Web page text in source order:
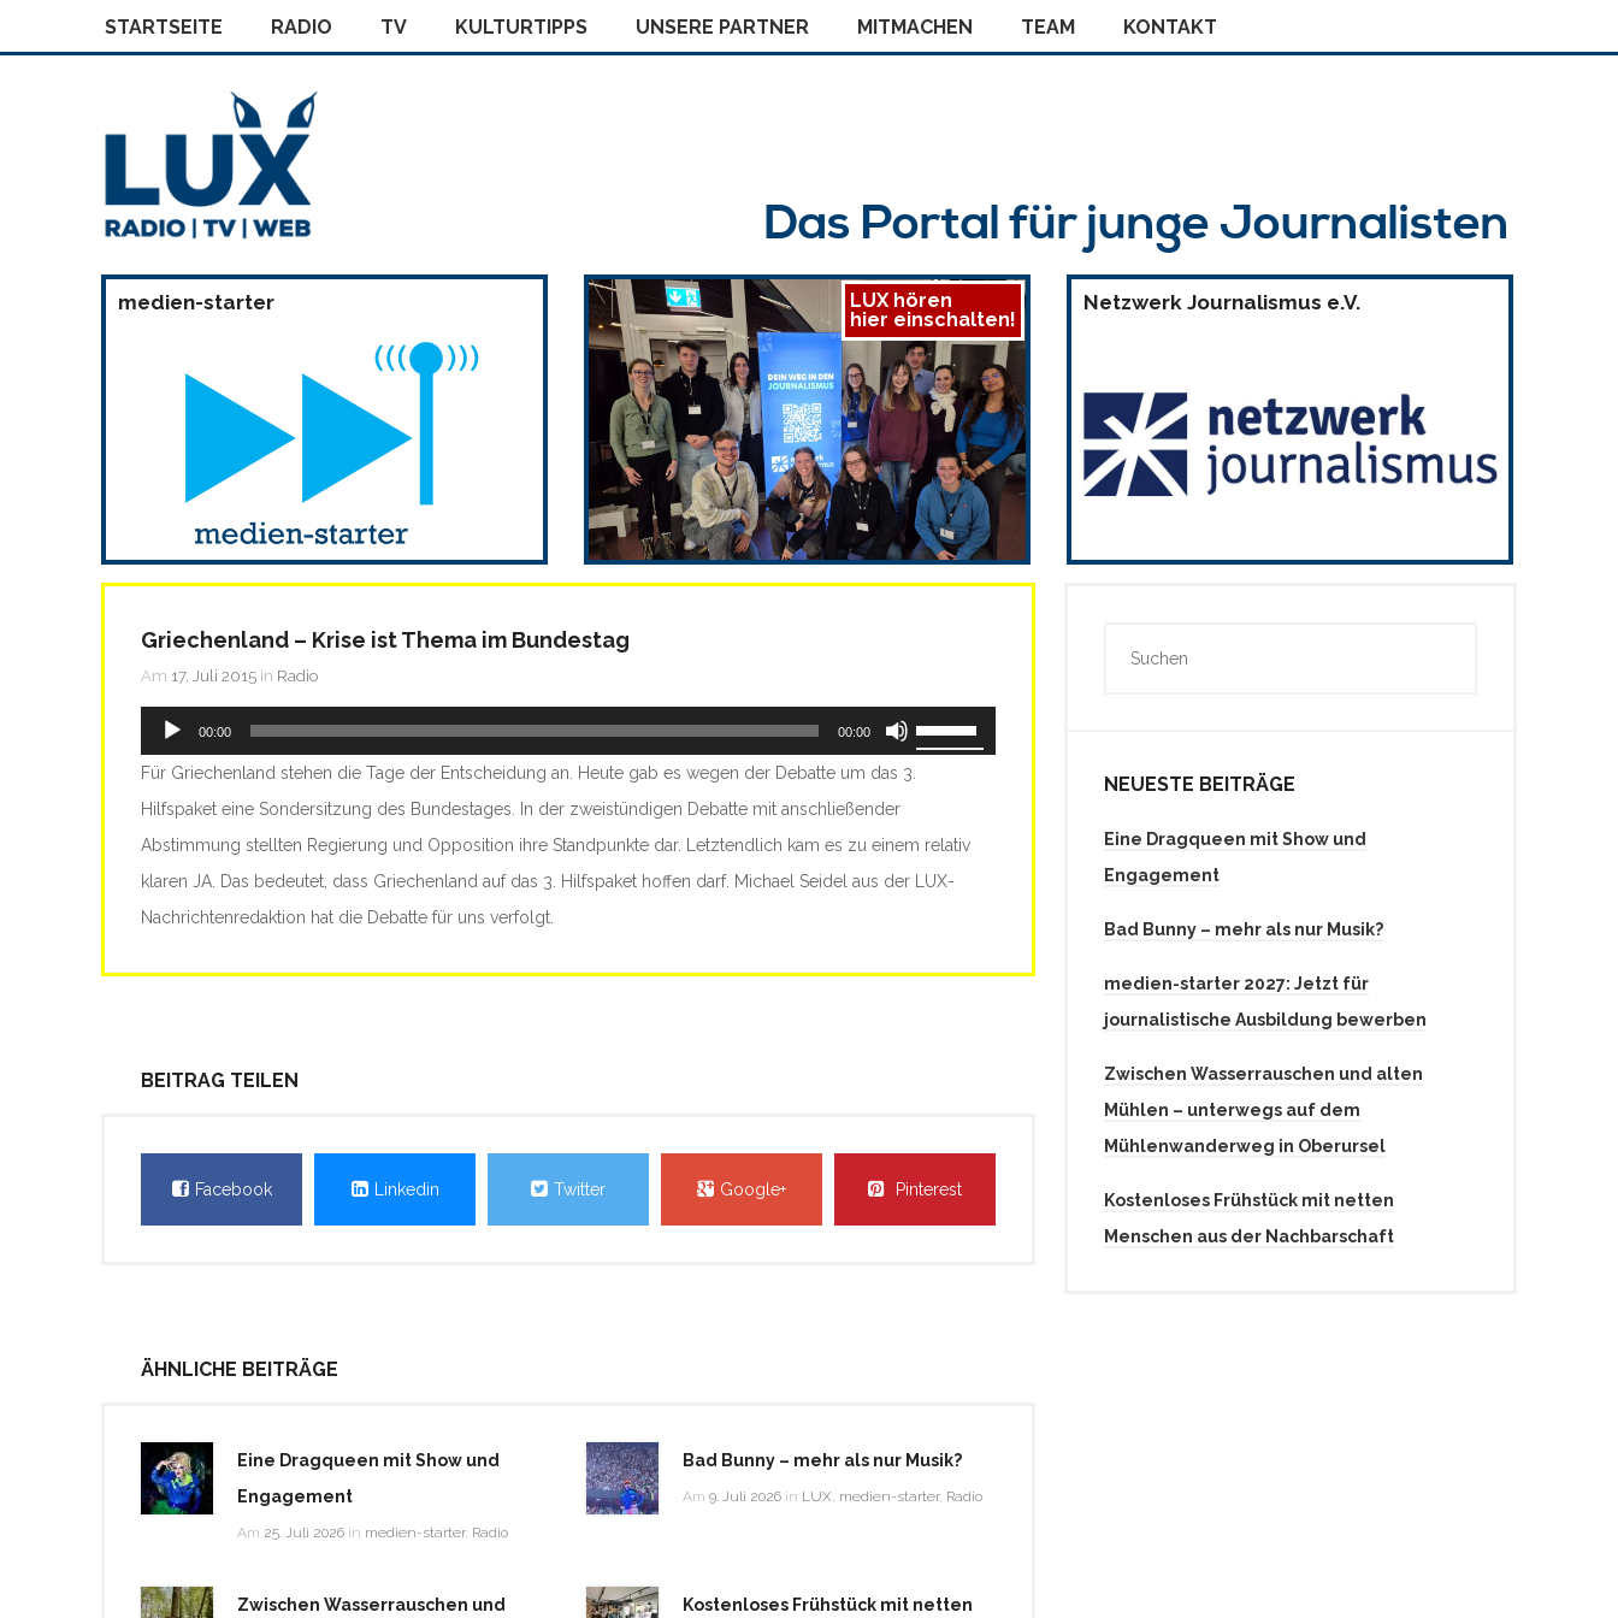
STARTSEITE RADIO TV KULTURTIPPS UNSERE PARTNER MITMACHEN TEAM KONTAKT
Das Portal für junge Journalisten
medien-starter
LUX hören
hier einschalten!
Netzwerk Journalismus e.V.
Griechenland – Krise ist Thema im Bundestag
Am 17. Juli 2015 in Radio
Audio-
Player
00:00 00:00
Pfeiltasten
Hoch/Runter
regeln.
Für Griechenland stehen die Tage der Entscheidung an. Heute gab es wegen der Debatte um das 3.
Hilfspaket eine Sondersitzung des Bundestages. In der zweistündigen Debatte mit anschließender
Abstimmung stellten Regierung und Opposition ihre Standpunkte dar. Letztendlich kam es zu einem relativ
klaren JA. Das bedeutet, dass Griechenland auf das 3. Hilfspaket hoffen darf. Michael Seidel aus der LUX-
Nachrichtenredaktion hat die Debatte für uns verfolgt.
BEITRAG TEILEN
Facebook Linkedin Twitter Google+ Pinterest
ÄHNLICHE BEITRÄGE
Eine Dragqueen mit Show und
Engagement
Am 25. Juli 2026 in medien-starter, Radio
Bad Bunny – mehr als nur Musik?
Am 9. Juli 2026 in LUX, medien-starter, Radio
Zwischen Wasserrauschen und Kostenloses Frühstück mit netten
NEUESTE BEITRÄGE
Eine Dragqueen mit Show und
Engagement
Bad Bunny – mehr als nur Musik?
medien-starter 2027: Jetzt für
journalistische Ausbildung bewerben
Zwischen Wasserrauschen und alten
Mühlen – unterwegs auf dem
Mühlenwanderweg in Oberursel
Kostenloses Frühstück mit netten
Menschen aus der Nachbarschaft